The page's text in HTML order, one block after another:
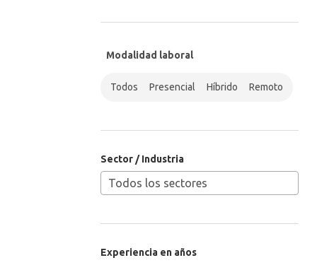
Modalidad laboral
Todos Presencial Híbrido Remoto
Sector / Industria
Experiencia en años